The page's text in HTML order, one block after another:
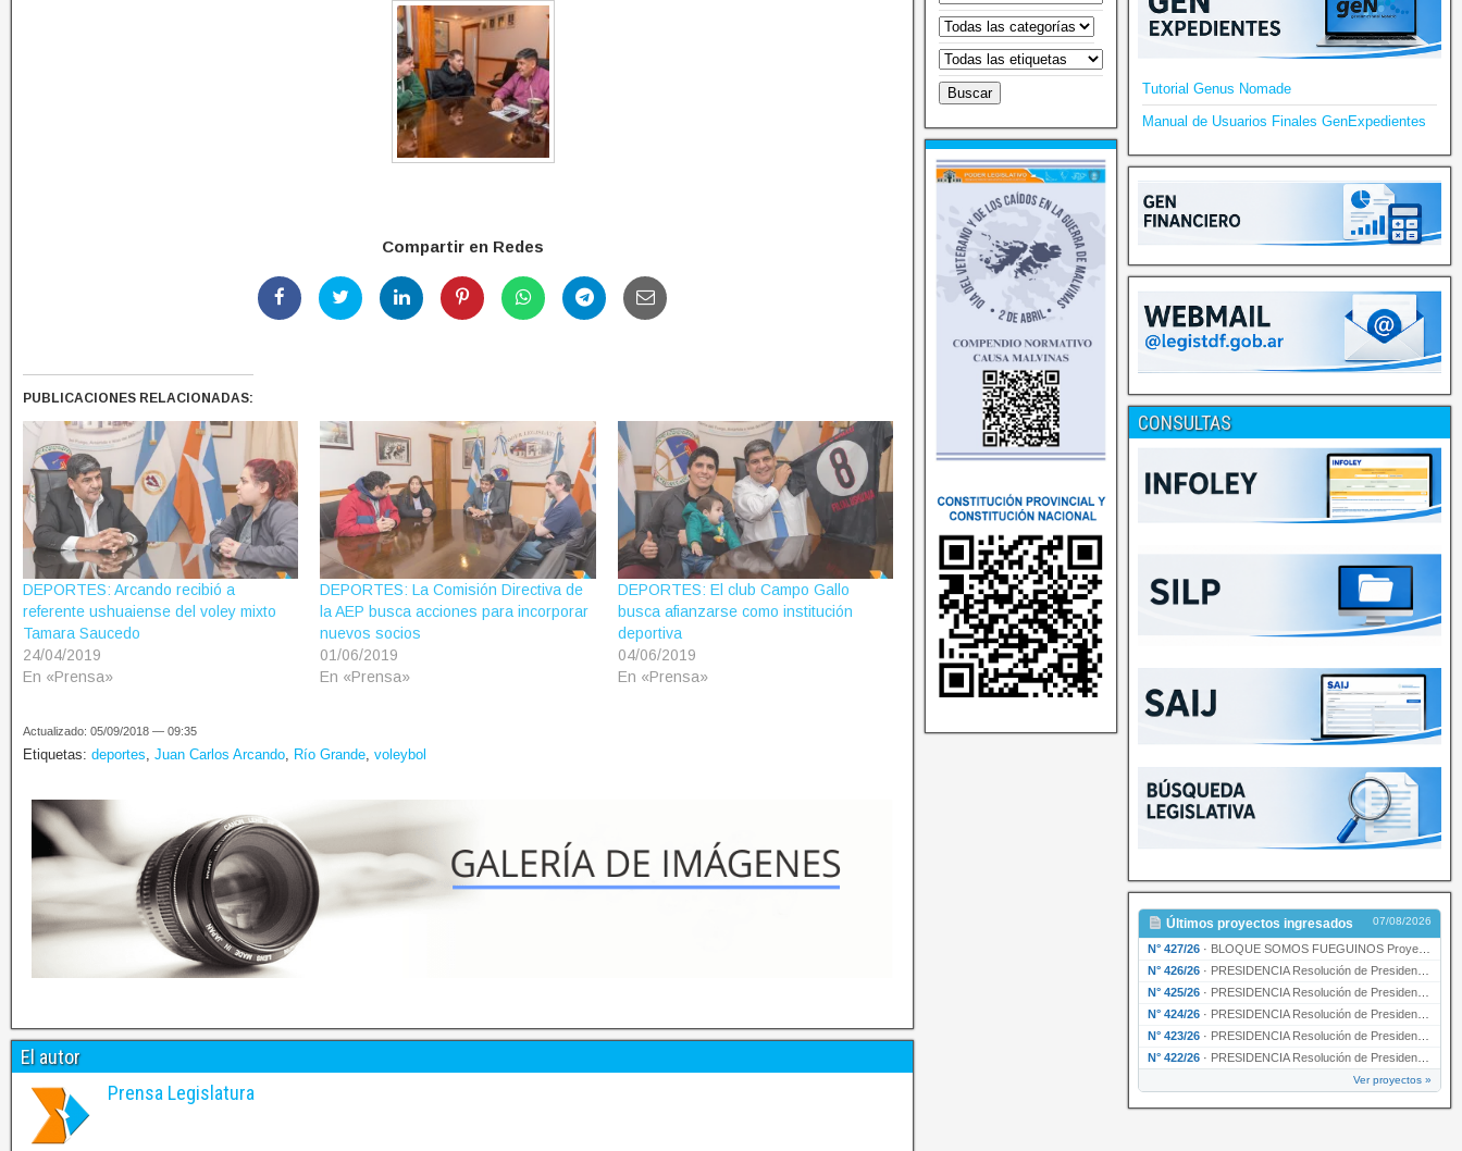
Compartir en Redes
PUBLICACIONES RELACIONADAS:
DEPORTES: Arcando recibió a
referente ushuaiense del voley mixto
Tamara Saucedo
24/04/2019
En «Prensa»
DEPORTES: La Comisión Directiva de
la AEP busca acciones para incorporar
nuevos socios
01/06/2019
En «Prensa»
DEPORTES: El club Campo Gallo
busca afianzarse como institución
deportiva
04/06/2019
En «Prensa»
Actualizado: 05/09/2018 — 09:35
Etiquetas: deportes, Juan Carlos Arcando, Río Grande, voleybol
El autor
Prensa Legislatura
Tutorial Genus Nomade
Manual de Usuarios Finales GenExpedientes
CONSULTAS
Últimos proyectos ingresados 07/08/2026
N° 427/26 · BLOQUE SOMOS FUEGUINOS Proyecto de Declaración declarando de interés provincial PRESIDENCI…
N° 426/26 · PRESIDENCIA Resolución de Presidencia N° 216/26 declarando de interés provincial la labor …
N° 425/26 · PRESIDENCIA Resolución de Presidencia N° 212/26 declarando de interés provincial el “50° A…
N° 424/26 · PRESIDENCIA Resolución de Presidencia Nº 210/26 declarando de interés provincial el proyec…
N° 423/26 · PRESIDENCIA Resolución de Presidencia Nº 209/26 declarando de interés provincial la presen…
N° 422/26 · PRESIDENCIA Resolución de Presidencia N° 200/26 para su ratificación.
Ver proyectos »